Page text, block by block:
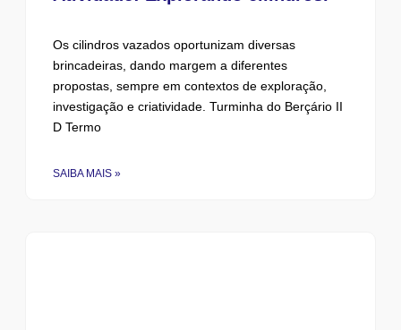
Os cilindros vazados oportunizam diversas
brincadeiras, dando margem a diferentes
propostas, sempre em contextos de exploração,
investigação e criatividade. Turminha do Berçário II
D Termo
SAIBA MAIS »